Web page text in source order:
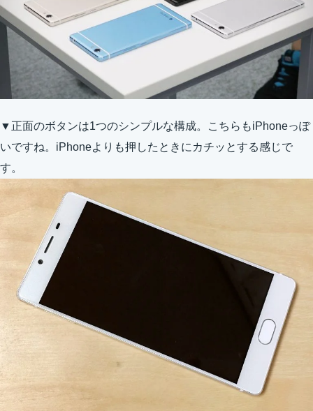
▼正面のボタンは1つのシンプルな構成。こちらもiPhoneっぽ
いですね。iPhoneよりも押したときにカチッとする感じで
す。